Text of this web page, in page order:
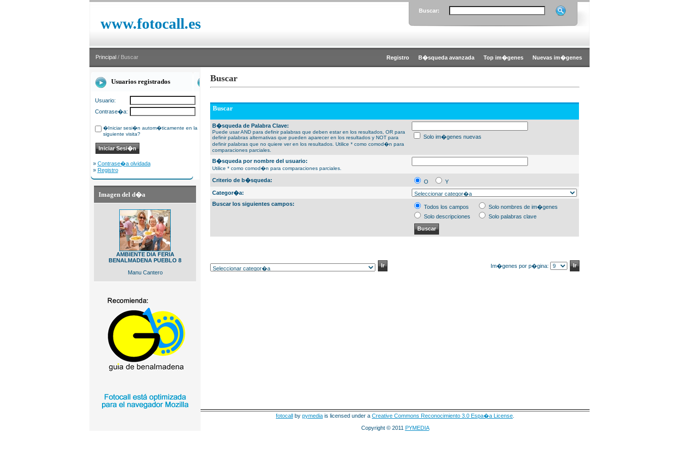
www.fotocall.es
Buscar:
Principal / Buscar Registro B�squeda avanzada Top im�genes Nuevas im�genes
Usuarios registrados
Usuario:
Contrase�a:
�Iniciar sesi�n autom�ticamente en la
siguiente visita?
» Contrase�a olvidada
» Registro
Imagen del d�a
AMBIENTE DIA FERIA
BENALMADENA PUEBLO 8
Manu Cantero
Buscar
Buscar
B�squeda de Palabra Clave:
Puede usar AND para definir palabras que deben estar en los resultados, OR para
definir palabras alternativas que pueden aparecer en los resultados y NOT para
definir palabras que no quiere ver en los resultados. Utilice * como comod�n para
comparaciones parciales.
Solo im�genes nuevas
B�squeda por nombre del usuario:
Utilice * como comod�n para comparaciones parciales.
Criterio de b�squeda: O
Y
Categor�a:
Buscar los siguientes campos:
Todos los campos
Solo nombres de im�genes
Solo descripciones
Solo palabras clave
Im�genes por p�gina:
fotocall by pymedia is licensed under a Creative Commons Reconocimiento 3.0 Espa�a License
Copyright © 2011 PYMEDIA